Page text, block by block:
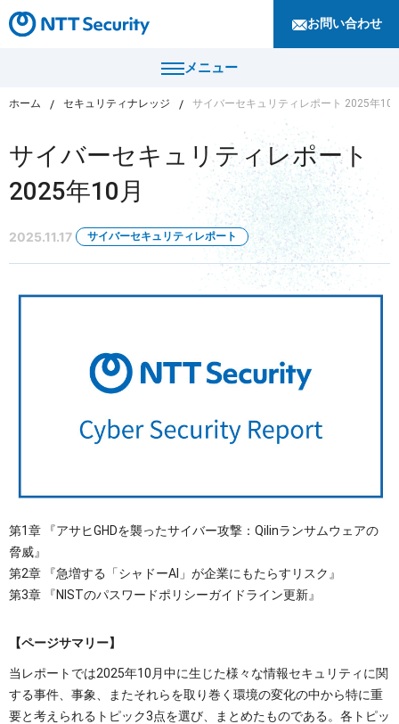
お問い合わせ
メニュー
製品・サービス
セキュリティコンサルティング・教育・相談
セキュリティ管理
セキュリティ診断・評価・調査
セキュリティインシデント対応・調査
サプライチェーンセキュリティ
ホーム セキュリティナレッジ サイバーセキュリティレポート 2025年10
サイバーセキュリティレポート
2025年10月
2025.11.17 サイバーセキュリティレポート
第1章 『アサヒGHDを襲ったサイバー攻撃：Qilinランサムウェアの
脅威』
第2章 『急増する「シャドーAI」が企業にもたらすリスク』
第3章 『NISTのパスワードポリシーガイドライン更新』
【ページサマリー】
当レポートでは2025年10月中に生じた様々な情報セキュリティに関
する事件、事象、またそれらを取り巻く環境の変化の中から特に重
要と考えられるトピック3点を選び、まとめたものである。各トピッ